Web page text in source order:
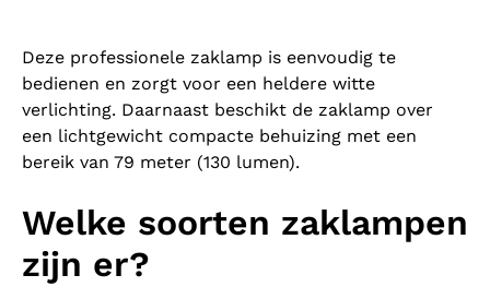
Deze professionele zaklamp is eenvoudig te
bedienen en zorgt voor een heldere witte
verlichting. Daarnaast beschikt de zaklamp over
een lichtgewicht compacte behuizing met een
bereik van 79 meter (130 lumen).
Welke soorten zaklampen
zijn er?